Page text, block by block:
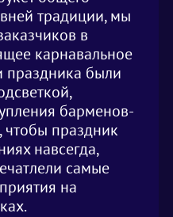
традиции, мы
в
карнавальное
праздника были
барменов-
чтобы праздник
навсегда,
самые
на